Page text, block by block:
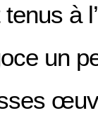
à
un